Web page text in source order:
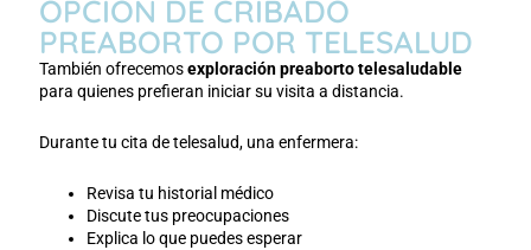
OPCIÓN DE CRIBADO
PREABORTO POR TELESALUD
También ofrecemosexploración preaborto telesaludable
para quienes prefieran iniciar su visita a distancia.
Durante tu cita de telesalud, una enfermera:
Revisa tu historial médico
Discute tus preocupaciones
Explica lo que puedes esperar